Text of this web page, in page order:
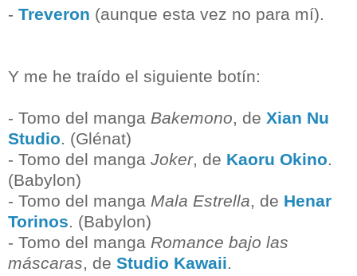
- Treveron (aunque esta vez no para mí).
Y me he traído el siguiente botín:
- Tomo del manga Bakemono, de Xian Nu
Studio. (Glénat)
- Tomo del manga Joker, de Kaoru Okino.
(Babylon)
- Tomo del manga Mala Estrella, de Henar
Torinos. (Babylon)
- Tomo del manga Romance bajo las
máscaras, de Studio Kawaii.